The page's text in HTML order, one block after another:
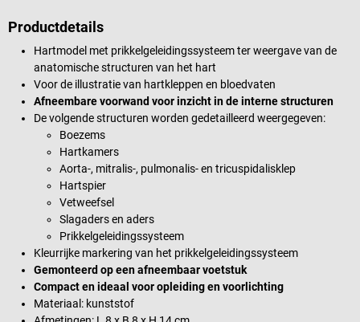
Productdetails
Hartmodel met prikkelgeleidingssysteem ter weergave van de
anatomische structuren van het hart
Voor de illustratie van hartkleppen en bloedvaten
Afneembare voorwand voor inzicht in de interne structuren
De volgende structuren worden gedetailleerd weergegeven:
Boezems
Hartkamers
Aorta-, mitralis-, pulmonalis- en tricuspidalisklep
Hartspier
Vetweefsel
Slagaders en aders
Prikkelgeleidingssysteem
Kleurrijke markering van het prikkelgeleidingssysteem
Gemonteerd op een afneembaar voetstuk
Compact en ideaal voor opleiding en voorlichting
Materiaal: kunststof